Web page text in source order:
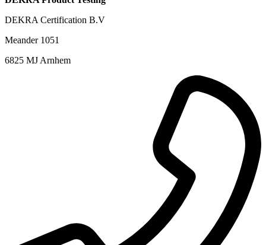
DEKRA Certification B.V
Meander 1051
6825 MJ Arnhem